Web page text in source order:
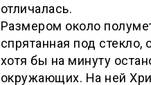
отличалась.
Размером около
спрятанная под стекло,
хотя бы на минуту
окружающих. На ней